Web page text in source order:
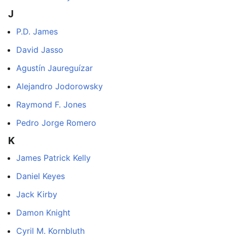
J
P.D. James
David Jasso
Agustín Jaureguízar
Alejandro Jodorowsky
Raymond F. Jones
Pedro Jorge Romero
K
James Patrick Kelly
Daniel Keyes
Jack Kirby
Damon Knight
Cyril M. Kornbluth